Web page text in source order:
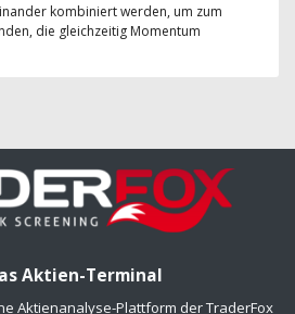
kombiniert werden, um zum
die gleichzeitig Momentum
Aktien-Terminal
Aktienanalyse-Plattform der TraderFox